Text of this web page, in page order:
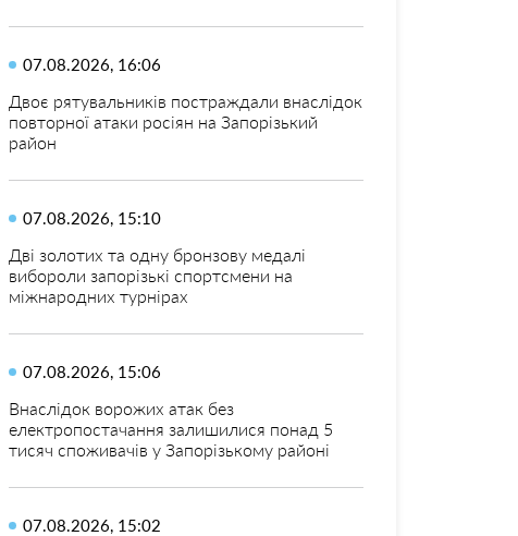
07.08.2026, 16:06
Двоє рятувальників постраждали внаслідок
повторної атаки росіян на Запорізький
район
07.08.2026, 15:10
Дві золотих та одну бронзову медалі
вибороли запорізькі спортсмени на
міжнародних турнірах
07.08.2026, 15:06
Внаслідок ворожих атак без
електропостачання залишилися понад 5
тисяч споживачів у Запорізькому районі
07.08.2026, 15:02